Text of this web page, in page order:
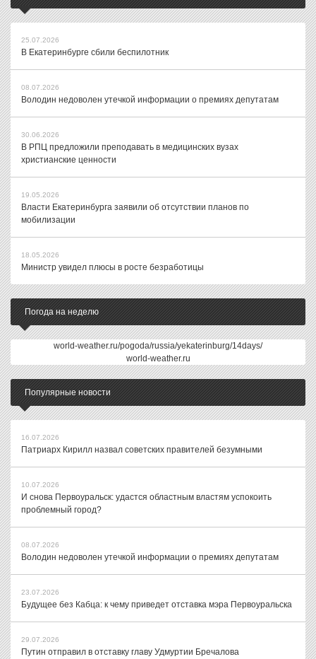
25.07.2026
В Екатеринбурге сбили беспилотник
08.07.2026
Володин недоволен утечкой информации о премиях депутатам
30.06.2026
В РПЦ предложили преподавать в медицинских вузах
христианские ценности
19.05.2026
Власти Екатеринбурга заявили об отсутствии планов по
мобилизации
18.05.2026
Министр увидел плюсы в росте безработицы
Погода на неделю
world-weather.ru/pogoda/russia/yekaterinburg/14days/
world-weather.ru
Популярные новости
16.07.2026
Патриарх Кирилл назвал советских правителей безумными
10.07.2026
И снова Первоуральск: удастся областным властям успокоить
проблемный город?
08.07.2026
Володин недоволен утечкой информации о премиях депутатам
23.07.2026
Будущее без Кабца: к чему приведет отставка мэра Первоуральска
29.07.2026
Путин отправил в отставку главу Удмуртии Бречалова